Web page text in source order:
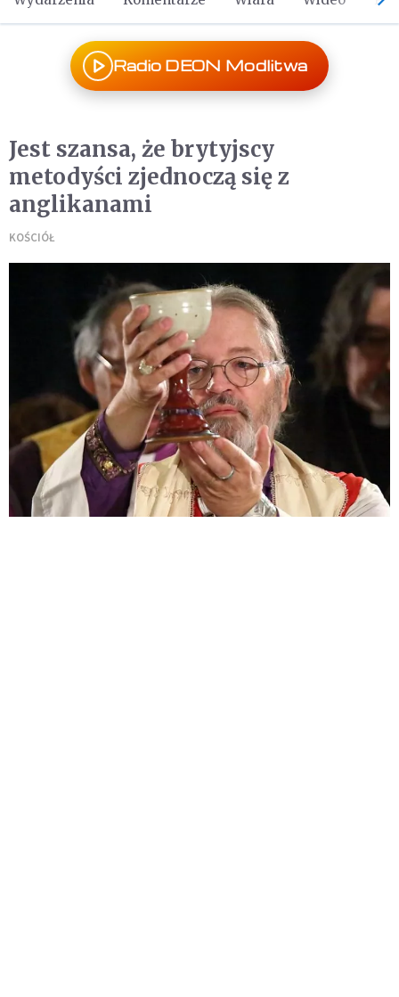
Radio DEON Modlitwa
Jest szansa, że brytyjscy
metodyści zjednoczą się z
anglikanami
KOŚCIÓŁ